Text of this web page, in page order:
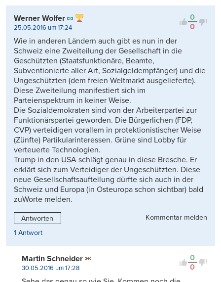
0
0
Werner Wolfer
25.05.2016 um 17:24
Wie in anderen Ländern auch gibt es nun in der
Schweiz eine Zweiteilung der Gesellschaft in die
Geschützten (Staatsfunktionäre, Beamte,
Subventionierte aller Art, Sozialgeldempfänger) und die
Ungeschützten (dem freien Weltmarkt ausgelieferte).
Diese Zweiteilung manifestiert sich im
Parteienspektrum in keiner Weise.
Die Sozialdemokraten sind von der Arbeiterpartei zur
Funktionärspartei geworden. Die Bürgerlichen (FDP,
CVP) verteidigen vorallem in protektionistischer Weise
(Zünfte) Partikularinteressen. Grüne sind Lobby für
verteuerte Technologien.
Trump in den USA schlägt genau in diese Bresche. Er
erklärt sich zum Verteidiger der Ungeschützten. Diese
neue Gesellschaftsaufteilung dürfte sich auch in der
Schweiz und Europa (in Osteuropa schon sichtbar) bald
zuWorte melden.
Antworten
Kommentar melden
1 Antwort
0
0
Martin Schneider
30.05.2016 um 17:28